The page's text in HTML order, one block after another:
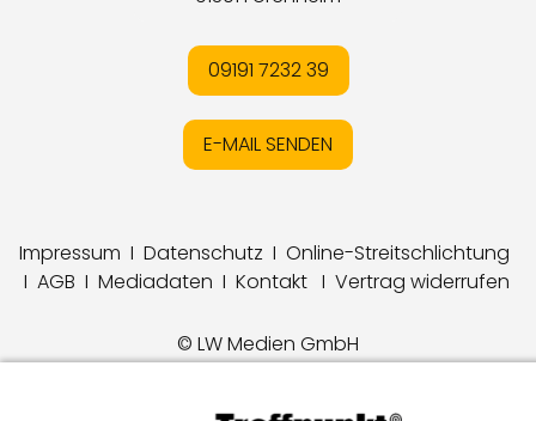
09191 7232 39
E-MAIL SENDEN
Impressum I Datenschutz I Online-Streitschlichtung
I AGB I Mediadaten I Kontakt I Vertrag widerrufen
© LW Medien GmbH